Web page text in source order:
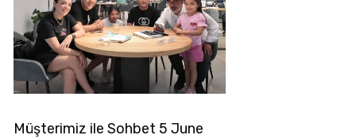
Müşterimiz ile Sohbet 5 June